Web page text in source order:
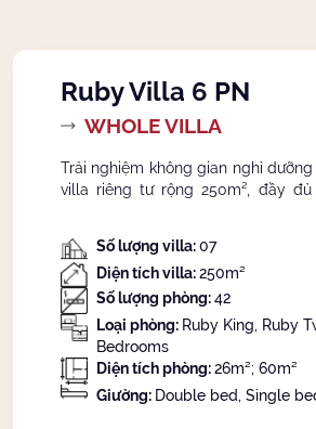
Ruby Villa 6 PN
WHOLE VILLA
Trải nghiệm không gian nghỉ
villa riêng tư rộng 250m², đầy
(trong đó 2 căn sở hữu bể bơi
gian nghỉ dưỡng riêng tư tuyệt đối.
Số lượng villa:07
Diện tích villa:250m²
Số lượng phòng:42
Loại phòng: Ruby King, Ruby
Bedrooms
Diện tích phòng:26m²; 60m²
Giường: Double bed, Single